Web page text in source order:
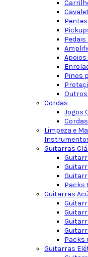
Pedais
Apoios
Pinos
Cordas
Jogos
Limpeza e
Guitarras
Packs
Guitarras
Packs
Guitarras